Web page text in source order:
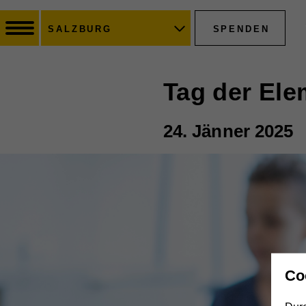
SALZBURG SPENDEN
Tag der
24. Jänner 2025